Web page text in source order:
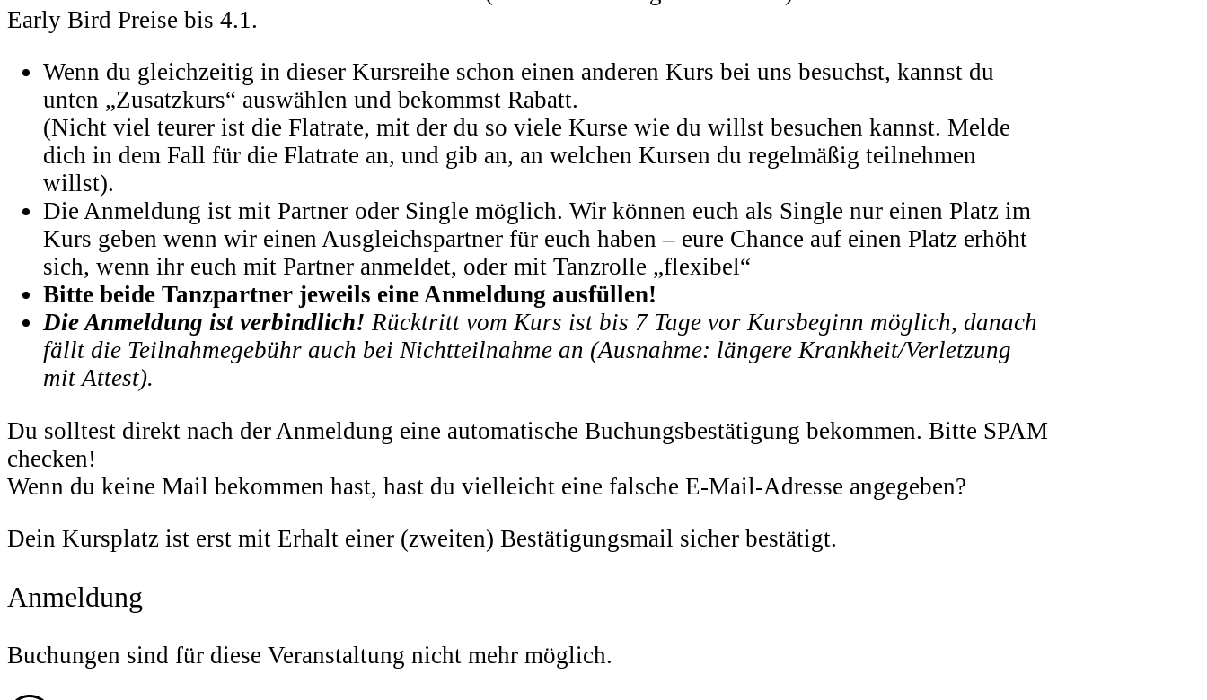
Early Bird Preise bis 4.1.
Wenn du gleichzeitig in dieser Kursreihe schon einen anderen Kurs bei uns besuchst, kannst du
unten „Zusatzkurs“ auswählen und bekommst Rabatt.
(Nicht viel teurer ist die Flatrate, mit der du so viele Kurse wie du willst besuchen kannst. Melde
dich in dem Fall für die Flatrate an, und gib an, an welchen Kursen du regelmäßig teilnehmen
willst).
Die Anmeldung ist mit Partner oder Single möglich. Wir können euch als Single nur einen Platz im
Kurs geben wenn wir einen Ausgleichspartner für euch haben – eure Chance auf einen Platz erhöht
sich, wenn ihr euch mit Partner anmeldet, oder mit Tanzrolle „flexibel“
Bitte beide Tanzpartner jeweils eine Anmeldung ausfüllen!
Die Anmeldung ist verbindlich! Rücktritt vom Kurs ist bis 7 Tage vor Kursbeginn möglich, danach
fällt die Teilnahmegebühr auch bei Nichtteilnahme an (Ausnahme: längere Krankheit/Verletzung
mit Attest).
Du solltest direkt nach der Anmeldung eine automatische Buchungsbestätigung bekommen. Bitte SPAM
checken!
Wenn du keine Mail bekommen hast, hast du vielleicht eine falsche E-Mail-Adresse angegeben?
Dein Kursplatz ist erst mit Erhalt einer (zweiten) Bestätigungsmail sicher bestätigt.
Anmeldung
Buchungen sind für diese Veranstaltung nicht mehr möglich.